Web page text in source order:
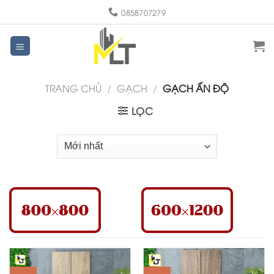
to
content
0858707279
TRANG CHỦ / GẠCH / GẠCH ẤN ĐỘ
LỌC